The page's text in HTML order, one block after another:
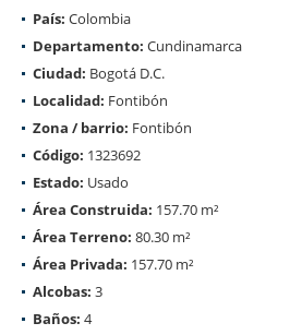
País: Colombia
Departamento: Cundinamarca
Ciudad: Bogotá D.C.
Localidad: Fontibón
Zona / barrio: Fontibón
Código: 1323692
Estado: Usado
Área Construida: 157.70 m²
Área Terreno: 80.30 m²
Área Privada: 157.70 m²
Alcobas: 3
Baños: 4